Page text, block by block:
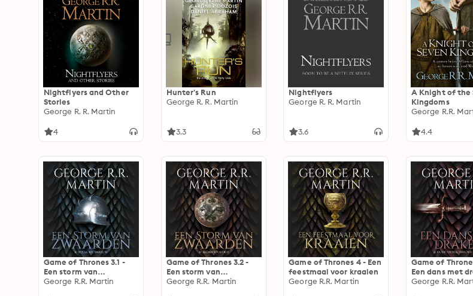
Nightflyers and Other
Stories
George R. R. Martin
4
Hunter's Run
George R. R. Martin
3.3
Nightflyers
George R. R. Martin
3.6
A Knight of the
Kingdoms
George R.R.
4.4
Game of Thrones 3.1 -
Een storm van
zwaarden: Staal en
George R.R. Martin
Game of Thrones 3.2 -
Een storm van
zwaarden: Bloed en
George R.R. Martin
Game of Thrones 4 - Een
feestmaal voor kraaien
George R.R. Martin
Game of
Een dans met
Oude vetes,
George R.R.